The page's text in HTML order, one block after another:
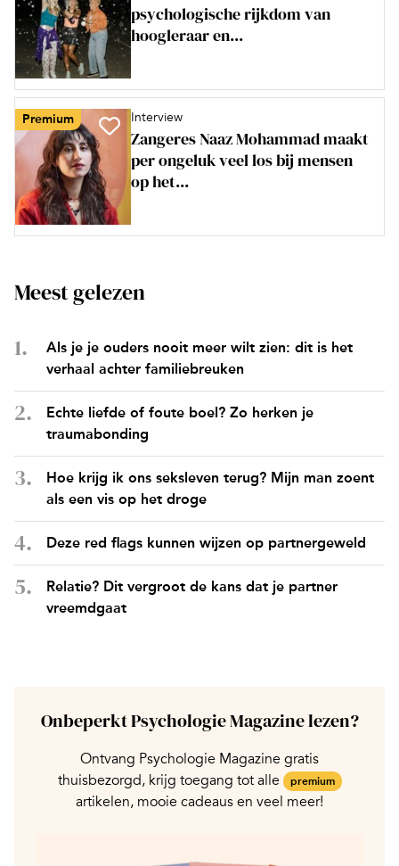
psychologische rijkdom van
hoogleraar en...
Premium Interview
Zangeres Naaz Mohammad maakt
per ongeluk veel los bij mensen
op het...
Meest gelezen
Als je je ouders nooit meer wilt zien: dit is het
verhaal achter familiebreuken
Echte liefde of foute boel? Zo herken je
traumabonding
Hoe krijg ik ons seksleven terug? Mijn man zoent
als een vis op het droge
Deze red flags kunnen wijzen op partnergeweld
Relatie? Dit vergroot de kans dat je partner
vreemdgaat
Onbeperkt Psychologie Magazine lezen?
Ontvang Psychologie Magazine gratis
thuisbezorgd, krijg toegang tot alle
premium
artikelen, mooie cadeaus en veel meer!